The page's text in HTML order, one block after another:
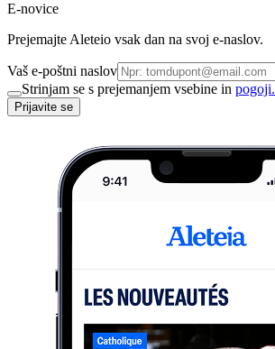
E-novice
Prejemajte Aleteio vsak dan na svoj e-naslov.
Vaš e-poštni naslov
Strinjam se s prejemanjem vsebine in pogoji.
Prijavite se